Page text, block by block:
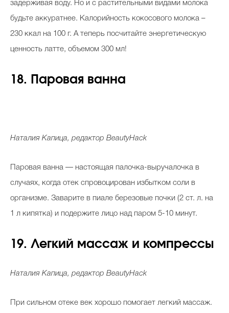
задерживая воду. Но и с растительными видами молока
будьте аккуратнее. Калорийность кокосового молока –
230 ккал на 100 г. А теперь посчитайте энергетическую
ценность латте, объемом 300 мл!
18. Паровая ванна
Наталия Капица, редактор BeautyHack
Паровая ванна — настоящая палочка-выручалочка в
случаях, когда отек спровоцирован избытком соли в
организме. Заварите в пиале березовые почки (2 ст. л. на
1 л кипятка) и подержите лицо над паром 5-10 минут.
19. Легкий массаж и компрессы
Наталия Капица, редактор BeautyHack
При сильном отеке век хорошо помогает легкий массаж.